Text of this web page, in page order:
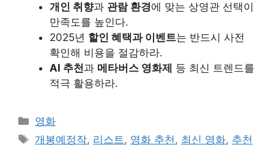
개인 취향과 관람 환경에 맞는 상영관 선택이
만족도를 높인다.
2025년 할인 혜택과 이벤트는 반드시 사전
확인해 비용을 절감하라.
AI 추천과 메타버스 영화제 등 최신 트렌드를
적극 활용하라.
카
테
영화
태
개봉예정작, 리스트, 영화 추천, 최신 영화, 추천